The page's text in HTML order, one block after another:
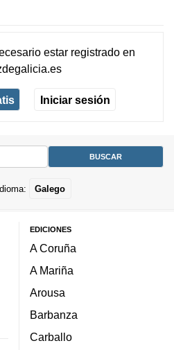
estar registradoen
Iniciar sesión
Galego
EDICIONES
A Coruña
A Mariña
Arousa
Barbanza
Carballo